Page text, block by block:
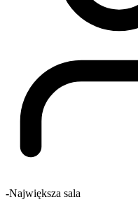
-Największa sala